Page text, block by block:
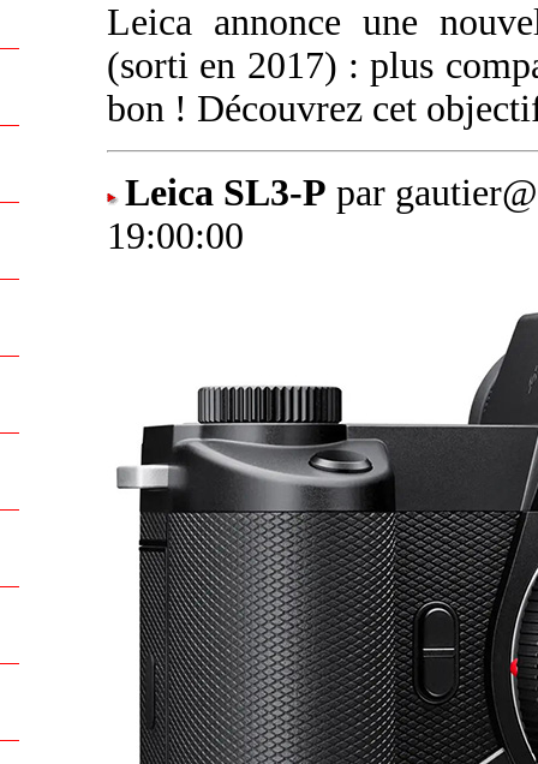
Leica annonce une
(sorti en 2017) : plus
bon ! Découvrez cet
Leica SL3-P par
19:00:00